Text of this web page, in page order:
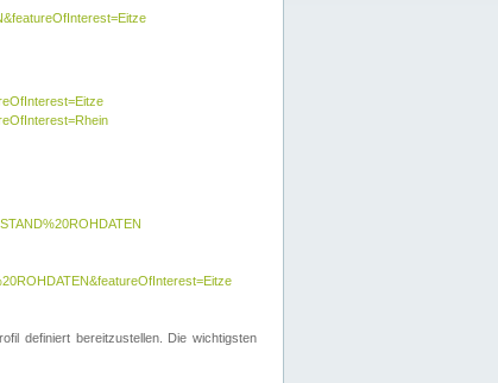
definiert bereitzustellen. Die wichtigsten